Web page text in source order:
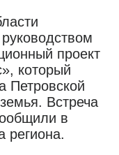
проект
который
Петровской
Встреча
в
региона.